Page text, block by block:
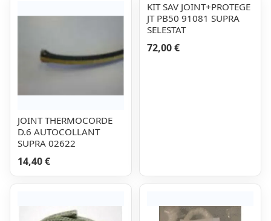
JOINT THERMOCORDE
D.6 AUTOCOLLANT
SUPRA 02622
14,40 €
KIT SAV JOINT+PROTEGE
JT PB50 91081 SUPRA
SELESTAT
72,00 €